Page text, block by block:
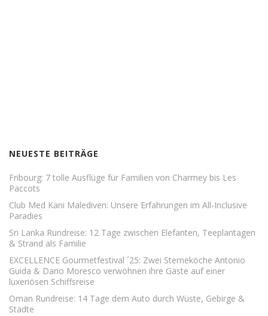
NEUESTE BEITRÄGE
Fribourg: 7 tolle Ausflüge für Familien von Charmey bis Les
Paccots
Club Med Kani Malediven: Unsere Erfahrungen im All-Inclusive
Paradies
Sri Lanka Rundreise: 12 Tage zwischen Elefanten, Teeplantagen
& Strand als Familie
EXCELLENCE Gourmetfestival ´25: Zwei Sterneköche Antonio
Guida & Dario Moresco verwöhnen ihre Gäste auf einer
luxeriösen Schiffsreise
Oman Rundreise: 14 Tage dem Auto durch Wüste, Gebirge &
Städte